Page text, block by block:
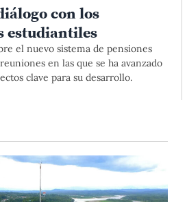
con los
estudiantiles
el nuevo sistema de pensiones
en las que se ha avanzado
clave para su desarrollo.